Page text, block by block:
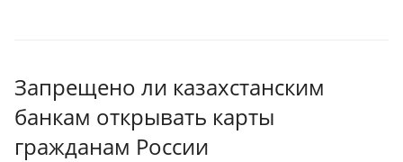
Запрещено ли казахстанским
банкам открывать карты
гражданам России